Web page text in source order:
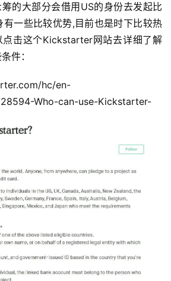
的大部分会借用US的身份去发起比
一些比较优势,目前也是时下比较热
点击这个Kickstarter网站去详细了解
件：
hc/en-
Who-can-use-Kickstarter-